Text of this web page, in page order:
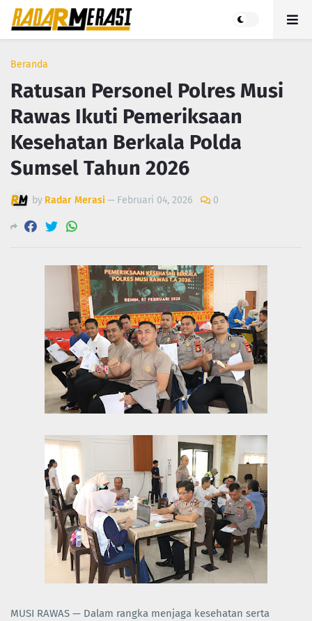
Beranda
Ratusan Personel Polres Musi
Rawas Ikuti Pemeriksaan
Kesehatan Berkala Polda
Sumsel Tahun 2026
by Radar Merasi — Februari 04, 2026 0
MUSI RAWAS — Dalam rangka menjaga kesehatan serta